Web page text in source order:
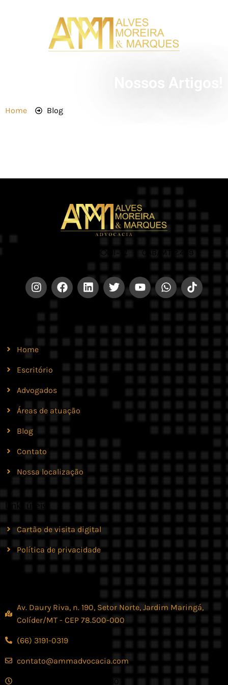
Home Blog
CNPJ 42.579.159/0001-52 | OAB/MT 2.469
Home
Escritório
Advogados
Áreas de atuação
Blog
Contato
Nossa localização
Links úteis
Cartão de visita digital
Política de privacidade
Av. Daury Riva, n. 190, Setor Norte, Jardim Maringá,
Colíder/MT - CEP 78.500-000
(66) 3191-0319
contato@ammadvocacia.com